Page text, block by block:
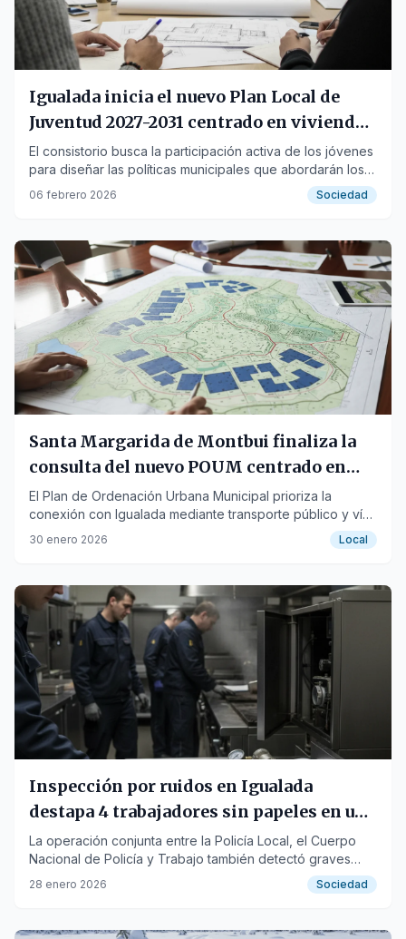
Igualada inicia el nuevo Plan Local de
Juventud 2027-2031 centrado en vivienda
y empleo
El consistorio busca la participación activa de los jóvenes
para diseñar las políticas municipales que abordarán los
desafíos sociales y emocionales.
06 febrero 2026 Sociedad
Santa Margarida de Montbui finaliza la
consulta del nuevo POUM centrado en
sostenibilidad y vivienda
El Plan de Ordenación Urbana Municipal prioriza la
conexión con Igualada mediante transporte público y vías
para peatones y bicicletas.
30 enero 2026 Local
Inspección por ruidos en Igualada
destapa 4 trabajadores sin papeles en un
restaurante
La operación conjunta entre la Policía Local, el Cuerpo
Nacional de Policía y Trabajo también detectó graves
anomalías en seguridad alimentaria.
28 enero 2026 Sociedad